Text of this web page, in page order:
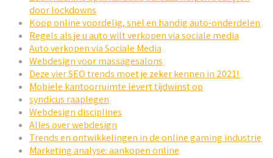
door lockdowns
Koop online voordelig, snel en handig auto-onderdelen
Regels als je u auto wilt verkopen via sociale media
Auto verkopen via Sociale Media
Webdesign voor massagesalons
Deze vier SEO trends moet je zeker kennen in 2021!
Mobiele kantoorruimte levert tijdwinst op
syndicus raaplegen
Webdesign disciplines
Alles over webdesign
Trends en ontwikkelingen in de online gaming industrie
Marketing analyse: aankopen online